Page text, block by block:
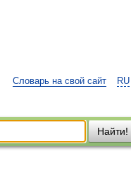
RU
Словарь на свой сайт
Найти!